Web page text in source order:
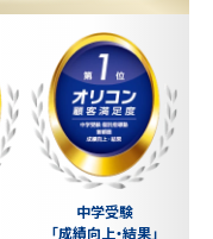
中学受験
「成績向上・結果」